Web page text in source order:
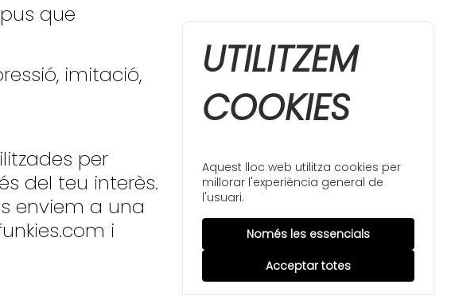
que
imitació,
per
del teu interès.
enviem a una
i
UTILITZEM
COOKIES
Aquest lloc web utilitza cookies per
millorar l'experiència general de
l'usuari.
Només les essencials
Acceptar totes